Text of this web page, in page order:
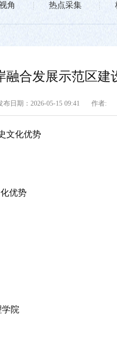
角 热点采集
融合发展示范区
布日期：2026-05-15 09:41 作者:
文化优势
优势
学院